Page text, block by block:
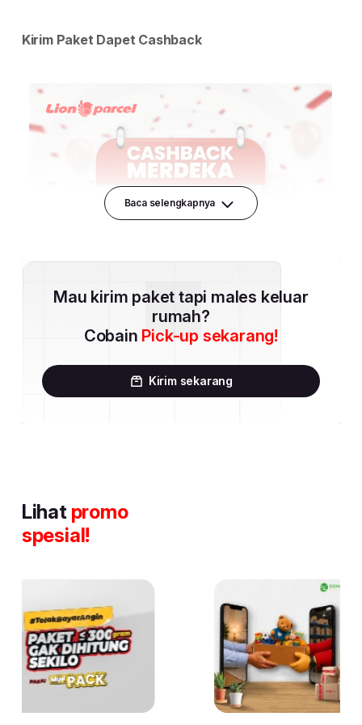
Baca selengkapnya
Mau kirim paket tapi males keluar
rumah?
Cobain Pick-up sekarang!
Kirim sekarang
Lihat promo
spesial!